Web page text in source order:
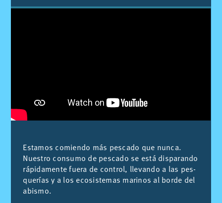
Es­ta­mos co­mien­do más pes­ca­do que nun­ca.
Nues­tro con­su­mo de pes­ca­do se está dis­pa­ran­do
rá­pi­da­men­te fue­ra de con­trol, lle­van­do a las pes­
que­rías y a los eco­sis­te­mas ma­ri­nos al bor­de del
abis­mo.